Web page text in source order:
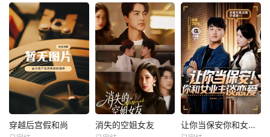
未知 未知 未知
热播
穿越后宫假和尚 热播
消失的空姐女友 热播 让你当保安你和女业主谈恋爱